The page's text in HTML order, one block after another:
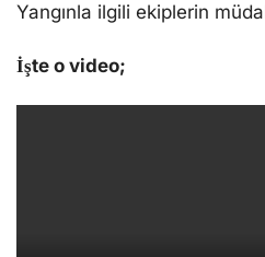
Yangınla ilgili ekiplerin
İşte o video;